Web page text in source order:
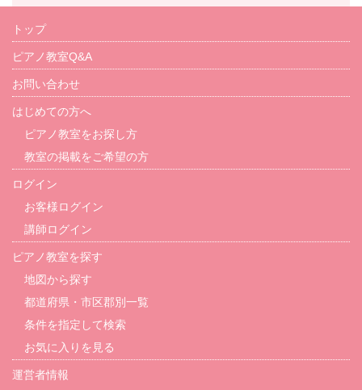
トップ
ピアノ教室Q&A
お問い合わせ
はじめての方へ
ピアノ教室をお探し方
教室の掲載をご希望の方
ログイン
お客様ログイン
講師ログイン
ピアノ教室を探す
地図から探す
都道府県・市区郡別一覧
条件を指定して検索
お気に入りを見る
運営者情報